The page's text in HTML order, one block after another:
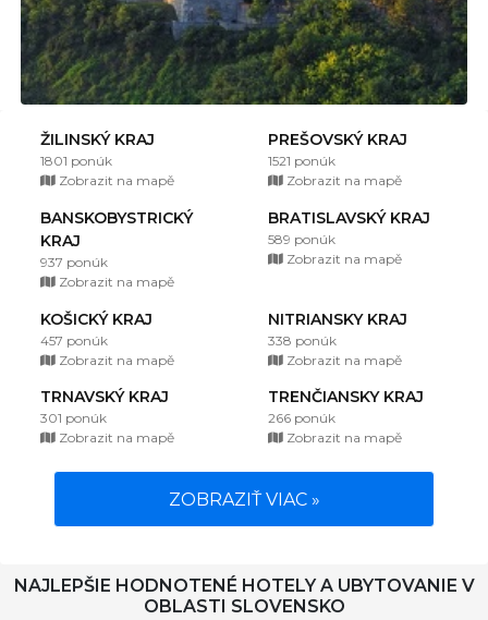
ŽILINSKÝ KRAJ
1801 ponúk
Zobrazit na mapě
PREŠOVSKÝ KRAJ
1521 ponúk
Zobrazit na mapě
BANSKOBYSTRICKÝ
KRAJ
937 ponúk
Zobrazit na mapě
BRATISLAVSKÝ KRAJ
589 ponúk
Zobrazit na mapě
KOŠICKÝ KRAJ
457 ponúk
Zobrazit na mapě
NITRIANSKY KRAJ
338 ponúk
Zobrazit na mapě
TRNAVSKÝ KRAJ
301 ponúk
Zobrazit na mapě
TRENČIANSKY KRAJ
266 ponúk
Zobrazit na mapě
ZOBRAZIŤ VIAC »
NAJLEPŠIE HODNOTENÉ HOTELY A UBYTOVANIE V
OBLASTI SLOVENSKO